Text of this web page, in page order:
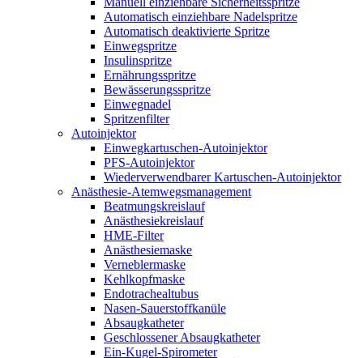
Automatisch einziehbare Nadelspritze
Automatisch deaktivierte Spritze
Einwegspritze
Insulinspritze
Ernährungsspritze
Bewässerungsspritze
Einwegnadel
Spritzenfilter
Autoinjektor
Einwegkartuschen-Autoinjektor
PFS-Autoinjektor
Wiederverwendbarer Kartuschen-Autoinjektor
Anästhesie-Atemwegsmanagement
Beatmungskreislauf
Anästhesiekreislauf
HME-Filter
Anästhesiemaske
Verneblermaske
Kehlkopfmaske
Endotrachealtubus
Nasen-Sauerstoffkanüle
Absaugkatheter
Geschlossener Absaugkatheter
Ein-Kugel-Spirometer